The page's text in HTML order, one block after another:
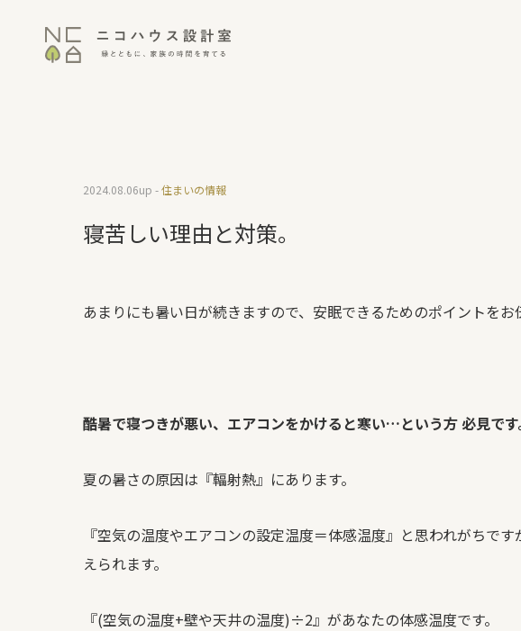
寝苦しい理由と対策。
2024.08.06up -住まいの情報
あまりにも暑い日が続きますので、安眠できるためのポイントをお
酷暑で寝つきが悪い、エアコンをかけると寒い…という方 必見です
夏の暑さの原因は『輻射熱』にあります。
『空気の温度やエアコンの設定温度＝体感温度』と思われがちで
えられます。
『(空気の温度+壁や天井の温度)÷2』があなたの体感温度です。